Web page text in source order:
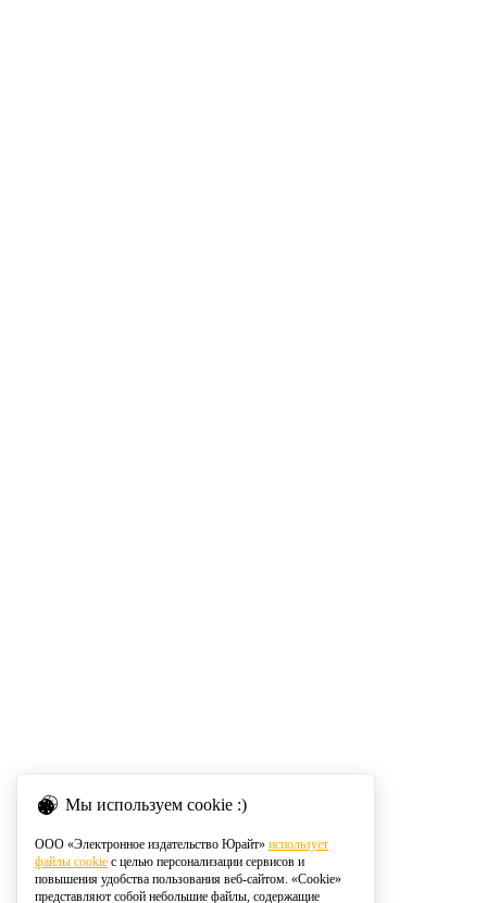
Мы используем cookie :)
ООО «Электронное издательство Юрайт» использует
файлы cookie с целью персонализации сервисов и
повышения удобства пользования веб-сайтом. «Cookie»
представляют собой небольшие файлы, содержащие